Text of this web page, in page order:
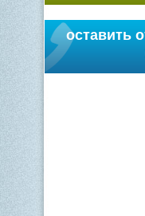
оставить